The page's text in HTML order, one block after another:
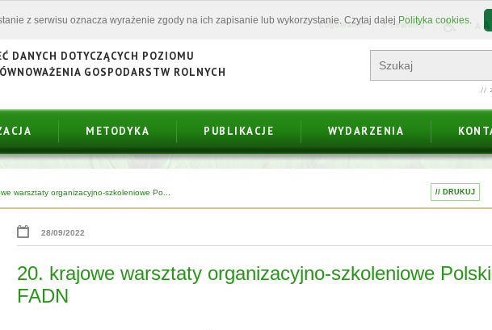
DANYCH DOTYCZĄCYCH POZIOMU
GOSPODARSTW ROLNYCH
A
e-Learning
Logowanie
//
METODYKA PUBLIKACJE WYDARZENIA
warsztaty organizacyjno-szkoleniowe Po... // DRUKUJ
28/09/2022
20. krajowe warsztaty organizacyjno-szkoleniowe
FADN
z serwisu oznacza wyrażenie zgody na ich zapisanie lub wykorzystanie. Czytaj dalej Polityka cookies.